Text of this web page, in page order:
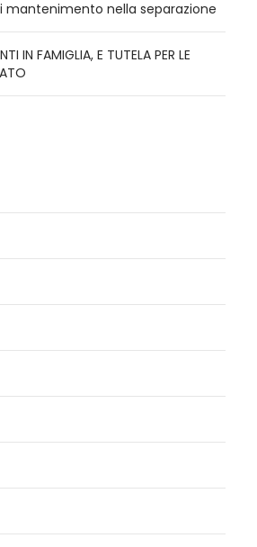
mantenimento nella separazione
IN FAMIGLIA, E TUTELA PER LE